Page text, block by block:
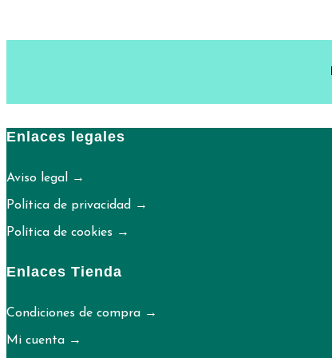
Enlaces legales
Aviso legal →
Política de privacidad →
Política de cookies →
Enlaces Tienda
Condiciones de compra →
Mi cuenta →